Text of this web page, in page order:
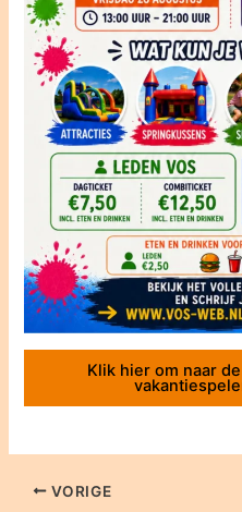
Klik hier om naar
VORIGE